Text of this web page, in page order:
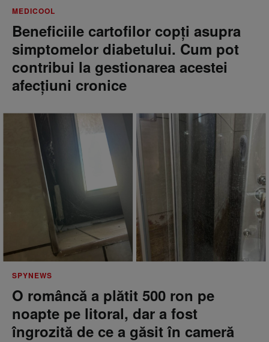
MEDICOOL
Beneficiile cartofilor copți asupra
simptomelor diabetului. Cum pot
contribui la gestionarea acestei
afecțiuni cronice
SPYNEWS
O româncă a plătit 500 ron pe
noapte pe litoral, dar a fost
îngrozită de ce a găsit în cameră